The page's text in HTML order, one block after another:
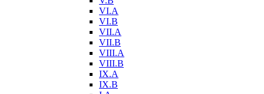
VI.A
VI.B
VII.A
VII.B
VIII.A
VIII.B
IX.A
IX.B